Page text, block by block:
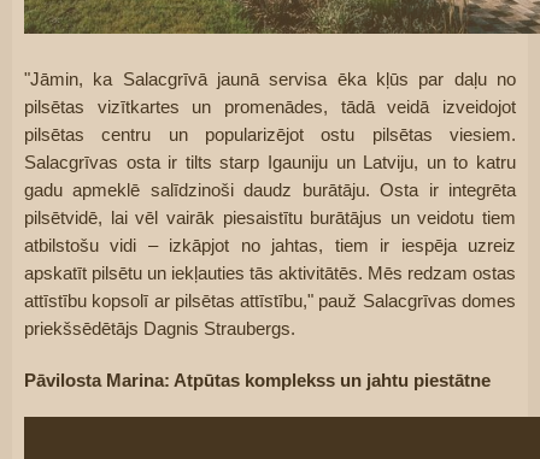
"Jāmin, ka Salacgrīvā jaunā servisa ēka kļūs par daļu no
pilsētas vizītkartes un promenādes, tādā veidā izveidojot
pilsētas centru un popularizējot ostu pilsētas viesiem.
Salacgrīvas osta ir tilts starp Igauniju un Latviju, un to katru
gadu apmeklē salīdzinoši daudz burātāju. Osta ir integrēta
pilsētvidē, lai vēl vairāk piesaistītu burātājus un veidotu tiem
atbilstošu vidi – izkāpjot no jahtas, tiem ir iespēja uzreiz
apskatīt pilsētu un iekļauties tās aktivitātēs. Mēs redzam ostas
attīstību kopsolī ar pilsētas attīstību," pauž Salacgrīvas domes
priekšsēdētājs Dagnis Straubergs.
Pāvilosta Marina: Atpūtas komplekss un jahtu piestātne